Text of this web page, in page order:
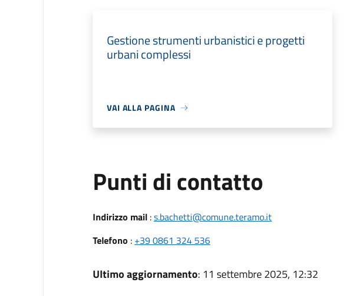
Gestione strumenti urbanistici e progetti
urbani complessi
VAI ALLA PAGINA
Punti di contatto
Indirizzo mail:s.bachetti@comune.teramo.it
Telefono : +39 0861 324 536
Ultimo aggiornamento: 11 settembre 2025, 12:32